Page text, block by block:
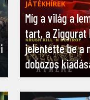
JÁTÉKHÍREK
Míg a világ a
tart, a
jelentette be a
dobozos